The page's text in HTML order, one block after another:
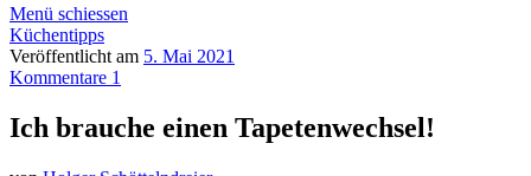
Menü schiessen
Küchentipps
Veröffentlicht am 5. Mai 2021
Kommentare 1
Ich brauche einen Tapetenwechsel!